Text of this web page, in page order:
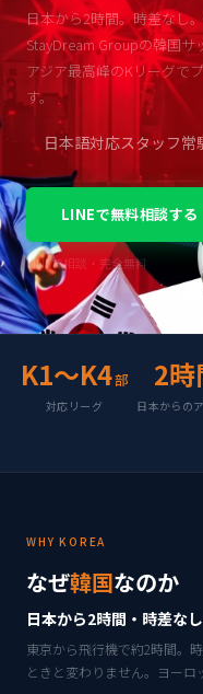
日本から2時間。時差なし
StayDream Groupの韓国サ
アジア最高峰のKリーグで
す。
日本語対応スタッフ
LINEで無料相談する
LINEで相談・完全無料
K1〜K4部
対応リーグ
2時
日本からの
WHY KOREA
なぜ韓国なのか
日本から2時間・時差なし
東京から飛行機で約2時間。
ときと変わりません。ヨーロ